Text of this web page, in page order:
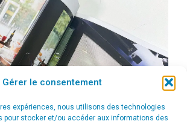
Gérer le consentement
expériences, nous utilisons des technologies
pour stocker et/ou accéder aux informations des